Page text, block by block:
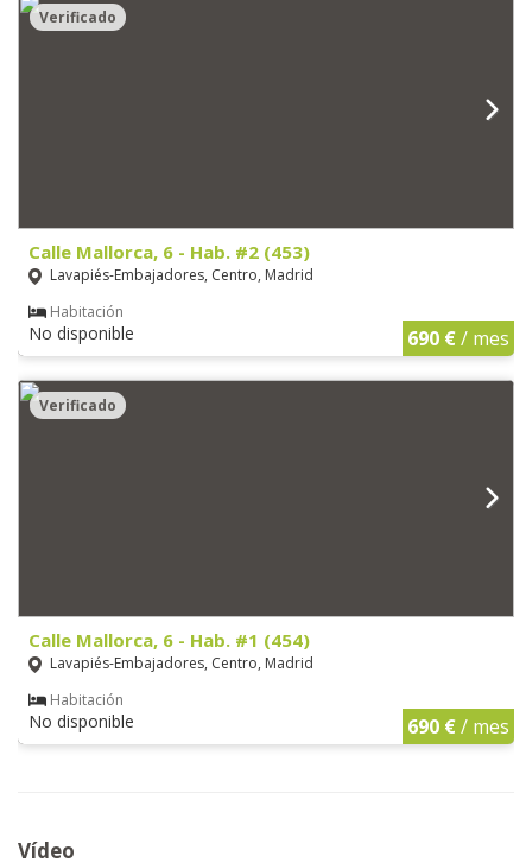
Verificado
Calle Mallorca, 6 - Hab. #2 (453)
Lavapiés-Embajadores, Centro, Madrid
Habitación
No disponible 690 €/ mes
Verificado
Calle Mallorca, 6 - Hab. #1 (454)
Lavapiés-Embajadores, Centro, Madrid
Habitación
No disponible 690 €/ mes
Vídeo